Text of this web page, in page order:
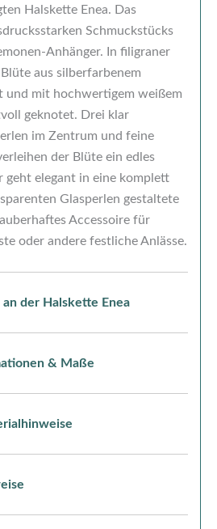
Halskette Enea. Das
Schmuckstücks
Anhänger. In filigraner
aus silberfarbenem
und mit hochwertigem weißem
geknotet. Drei klar
im Zentrum und feine
der Blüte ein edles
geht elegant in eine komplett
Glasperlen gestaltete
Accessoire für
oder andere festliche Anlässe.
an der Halskette Enea
& Maße